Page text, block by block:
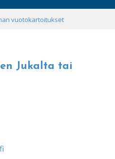
vuotokartoitukset
Jukalta tai